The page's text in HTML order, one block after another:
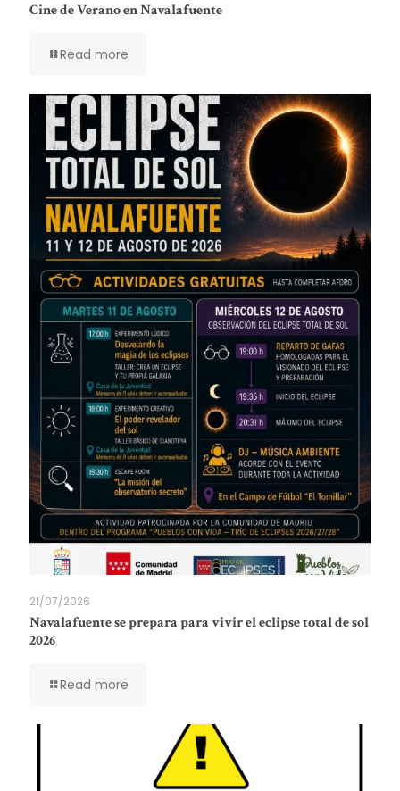
Cine de Verano en Navalafuente
Read more
21/07/2026
Navalafuente se prepara para vivir el eclipse total de sol
2026
Read more